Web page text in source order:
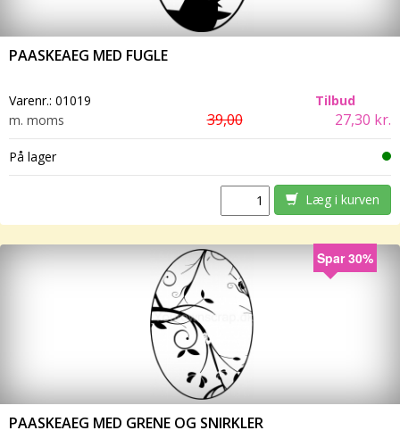
PAASKEAEG MED FUGLE
Varenr.: 01019
Tilbud
m. moms
39,00 27,30 kr.
På lager
Læg i kurven
Spar 30%
PAASKEAEG MED GRENE OG SNIRKLER